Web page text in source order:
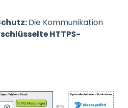
Die Kommunikation
HTTPS-